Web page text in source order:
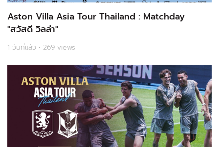
Aston Villa Asia Tour Thailand : Matchday
"สวัสดี วิลล่า"
1 วันที่แล้ว • 269 views